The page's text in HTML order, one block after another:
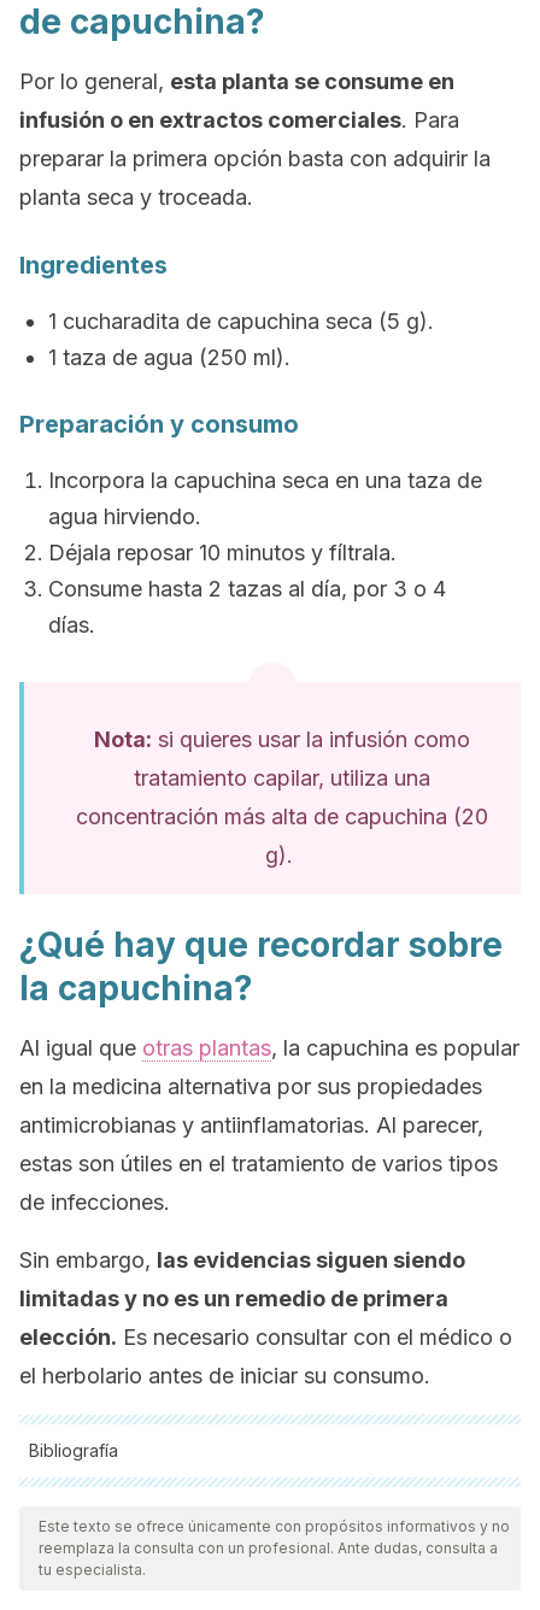
de capuchina?
Por lo general, esta planta se consume en
infusión o en extractos comerciales. Para
preparar la primera opción basta con adquirir la
planta seca y troceada.
Ingredientes
1 cucharadita de capuchina seca (5 g).
1 taza de agua (250 ml).
Preparación y consumo
Incorpora la capuchina seca en una taza de
agua hirviendo.
Déjala reposar 10 minutos y fíltrala.
Consume hasta 2 tazas al día, por 3 o 4
días.
Nota: si quieres usar la infusión como
tratamiento capilar, utiliza una
concentración más alta de capuchina (20
g).
¿Qué hay que recordar sobre
la capuchina?
Al igual que otras plantas, la capuchina es popular
en la medicina alternativa por sus propiedades
antimicrobianas y antiinflamatorias. Al parecer,
estas son útiles en el tratamiento de varios tipos
de infecciones.
Sin embargo, las evidencias siguen siendo
limitadas y no es un remedio de primera
elección. Es necesario consultar con el médico o
el herbolario antes de iniciar su consumo.
Bibliografía
Todas las fuentes citadas fueron revisadas a profundidad por
nuestro equipo, para asegurar su calidad, confiabilidad,
vigencia y validez.La bibliografía de este artículo fue
Este texto se ofrece únicamente con propósitos informativos y no
reemplaza la consulta con un profesional. Ante dudas, consulta a
tu especialista.